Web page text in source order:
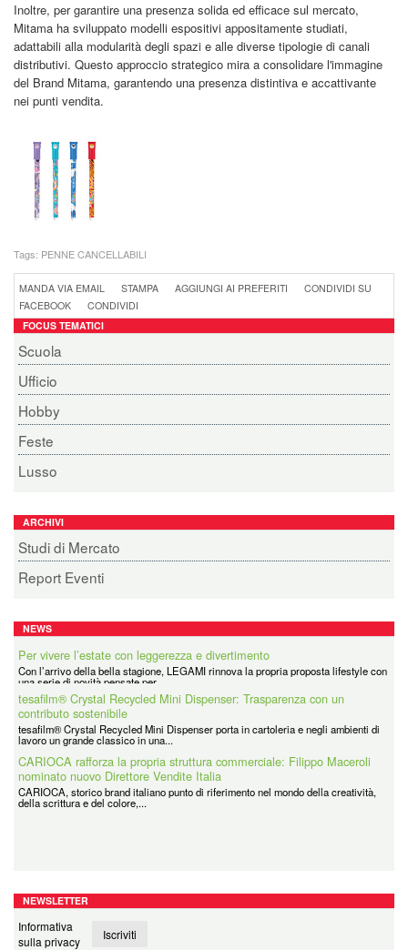
Inoltre, per garantire una presenza solida ed efficace sul mercato,
Mitama ha sviluppato modelli espositivi appositamente studiati,
adattabili alla modularità degli spazi e alle diverse tipologie di canali
distributivi. Questo approccio strategico mira a consolidare l'immagine
del Brand Mitama, garantendo una presenza distintiva e accattivante
nei punti vendita.
Tags: PENNE CANCELLABILI
MANDA VIA EMAIL STAMPA AGGIUNGI AI PREFERITI
CONDIVIDI SU
FACEBOOK
CONDIVIDI
FOCUS TEMATICI
Scuola
Ufficio
Hobby
Feste
Lusso
ARCHIVI
Studi di Mercato
Report Eventi
NEWS
Per vivere l’estate con leggerezza e divertimento
Con l’arrivo della bella stagione, LEGAMI rinnova la propria proposta lifestyle con
una serie di novità pensate per...
tesafilm® Crystal Recycled Mini Dispenser: Trasparenza con un
contributo sostenibile
tesafilm® Crystal Recycled Mini Dispenser porta in cartoleria e negli ambienti di
lavoro un grande classico in una...
CARIOCA rafforza la propria struttura commerciale: Filippo Maceroli
nominato nuovo Direttore Vendite Italia
CARIOCA, storico brand italiano punto di riferimento nel mondo della creatività,
della scrittura e del colore,...
Coolpack
Coolpack Italy Srl è la filiale italiana di un grande Gruppo avente Sede in Polonia
e presente in tutti i principali...
NEWSLETTER
Informativa
sulla privacy
Iscriviti